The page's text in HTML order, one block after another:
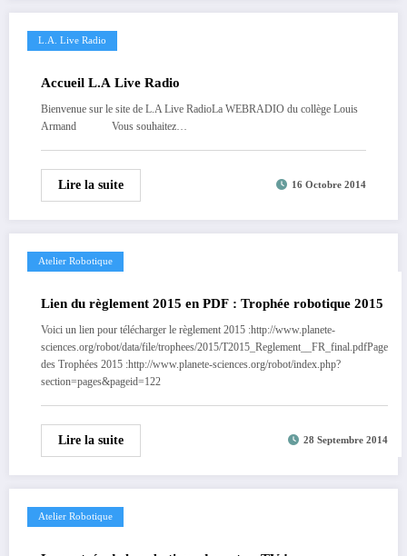
L.A. Live Radio
Accueil L.A Live Radio
Bienvenue sur le site de L.A Live RadioLa WEBRADIO du collège Louis
Armand Vous souhaitez…
Lire la suite 16 Octobre 2014
Atelier Robotique
Lien du règlement 2015 en PDF : Trophée robotique 2015
Voici un lien pour télécharger le règlement 2015 :http://www.planete-
sciences.org/robot/data/file/trophees/2015/T2015_Reglement__FR_final.pdfPage
des Trophées 2015 :http://www.planete-sciences.org/robot/index.php?
section=pages&pageid=122
Lire la suite 28 Septembre 2014
Atelier Robotique